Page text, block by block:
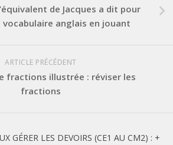
de Jacques a dit pour
anglais en jouant
ARTICLE PRÉCÉDENT
fractions illustrée : réviser les
fractions
GÉRER LES DEVOIRS (CE1 AU CM2) : +